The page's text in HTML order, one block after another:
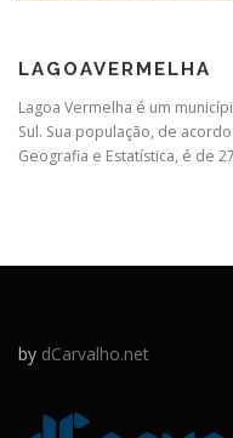
LAGOAVERMELHA
Lagoa Vermelha é um
Sul. Sua população, de
Geografia e Estatística, é de
by dCarvalho.net